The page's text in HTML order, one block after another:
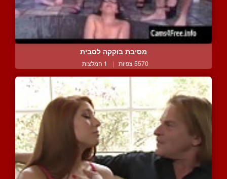
מסיבת בוקקה לסבית
5570 צפיות | 1 המלצות